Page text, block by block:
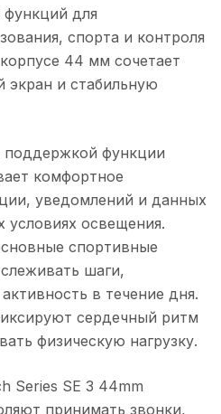
для
спорта и контроля
44 мм сочетает
экран и стабильную
поддержкой функции
комфортное
уведомлений и данных
освещения.
спортивные
шаги,
в течение дня.
сердечный ритм
физическую нагрузку.
Series SE 3 44mm
принимать звонки,